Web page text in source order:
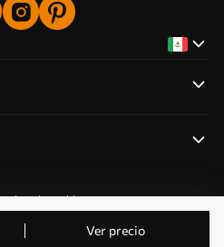
Ver precio
de cookies
los derechos reservados.
z o.o. CIF: PL9223057591.